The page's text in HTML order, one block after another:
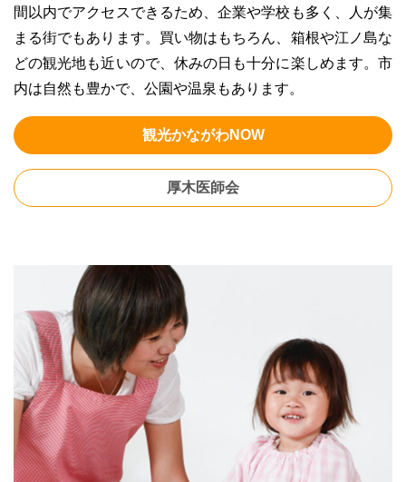
間以内でアクセスできるため、企業や学校も多く、人が集
まる街でもあります。買い物はもちろん、箱根や江ノ島な
どの観光地も近いので、休みの日も十分に楽しめます。市
内は自然も豊かで、公園や温泉もあります。
観光かながわNOW
厚木医師会